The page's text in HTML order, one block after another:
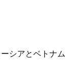
シアとベトナム